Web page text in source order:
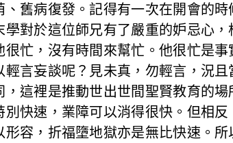
舊病復發。記得有一次在開會的
對於這位師兄有了嚴重的妒忌心
忙，沒有時間來幫忙。他很忙是
言妄談呢？見未真，勿輕言，況
這裡是推動世出世間聖賢教育的
快速，業障可以消得很快。但相
容，折福墮地獄亦是無比快速。